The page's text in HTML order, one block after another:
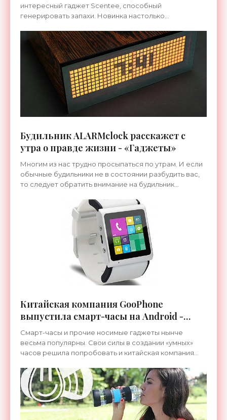
интересный гаджет Scentee, способный
генерировать запахи. Новинка настолько
несколько дней они раскупили всю первую
Будильник ALARMclock расскажет с
утра о правде жизни - «Гаджеты»
Многим из нас трудно просыпаться по утрам. И если
обычные будильники не в состоянии разбудить вас,
то следует обратить внимание на будильник
Китайская компания GooPhone
выпустила смарт-часы на Android -
«Гаджеты»
Смарт-часы и прочие носимые гаджеты нынче
весьма популярны. Свои силы в создании «умных»
часов решила попробовать и китайская компания
исключительно на